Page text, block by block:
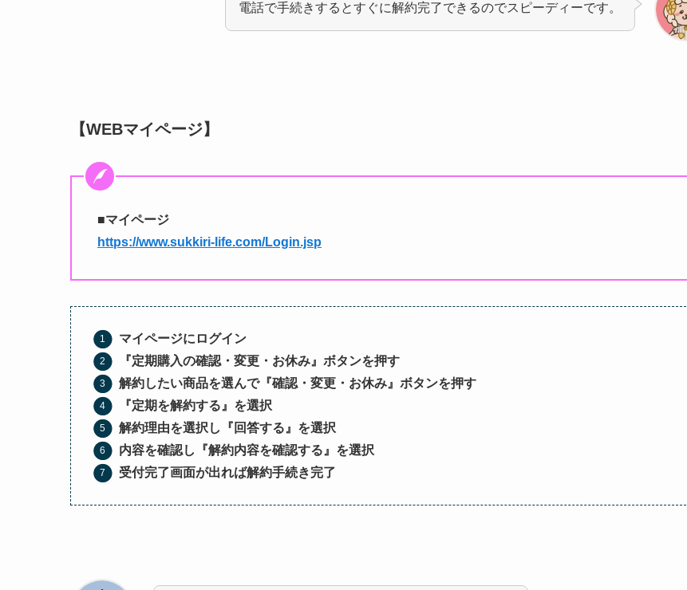
電話で手続きするとすぐに解約完了できるのでスピーディーです。
【WEBマイページ】
■マイページ
https://www.sukkiri-life.com/Login.jsp
マイページにログイン
『定期購入の確認・変更・お休み』ボタンを押す
解約したい商品を選んで『確認・変更・お休み』ボタンを押す
『定期を解約する』を選択
解約理由を選択し『回答する』を選択
内容を確認し『解約内容を確認する』を選択
受付完了画面が出れば解約手続き完了